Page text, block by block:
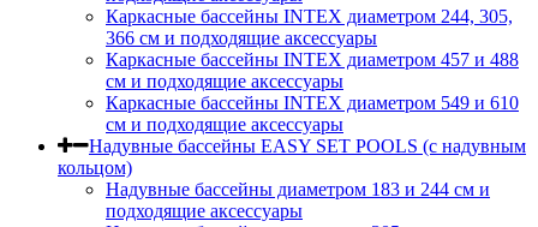
Каркасные бассейны INTEX диаметром 244, 305,
366 см и подходящие аксессуары
Каркасные бассейны INTEX диаметром 457 и 488
cм и подходящие аксессуары
Каркасные бассейны INTEX диаметром 549 и 610
см и подходящие аксессуары
Надувные бассейны EASY SET POOLS (с надувным
кольцом)
Надувные бассейны диаметром 183 и 244 см и
подходящие аксессуары